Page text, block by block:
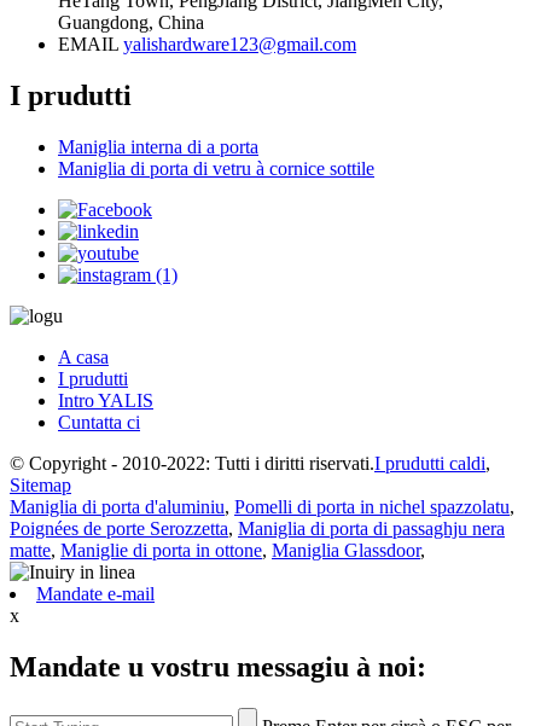
Guangdong, China
EMAIL yalishardware123@gmail.com
I prudutti
Maniglia interna di a porta
Maniglia di porta di vetru à cornice sottile
A casa
I prudutti
Intro YALIS
Cuntatta ci
© Copyright - 2010-2022: Tutti i diritti riservati.I prudutti caldi,
Sitemap
Maniglia di porta d'aluminiu, Pomelli di porta in nichel spazzolatu,
Poignées de porte Serozzetta, Maniglia di porta di passaghju nera
matte, Maniglie di porta in ottone, Maniglia Glassdoor,
Mandate e-mail
x
Mandate u vostru messagiu à noi: